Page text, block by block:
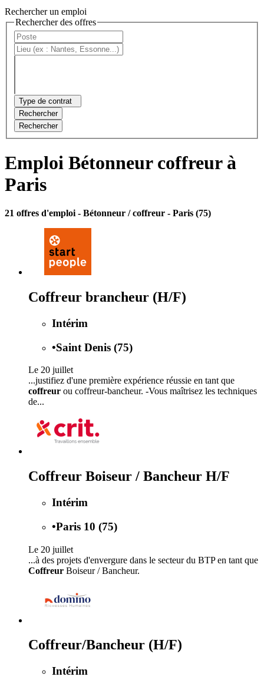
Rechercher un emploi
Rechercher des offres
Type de contrat
Rechercher
Rechercher
Emploi Bétonneur coffreur à
Paris
21 offres d'emploi - Bétonneur / coffreur - Paris (75)
Coffreur brancheur (H/F)
Intérim
•Saint Denis (75)
Le 20 juillet
...justifiez d'une première expérience réussie en tant que
coffreur ou coffreur-bancheur. -Vous maîtrisez les techniques
de...
Coffreur Boiseur / Bancheur H/F
Intérim
•Paris 10 (75)
Le 20 juillet
...à des projets d'envergure dans le secteur du BTP en tant que
Coffreur Boiseur / Bancheur.
Coffreur/Bancheur (H/F)
Intérim